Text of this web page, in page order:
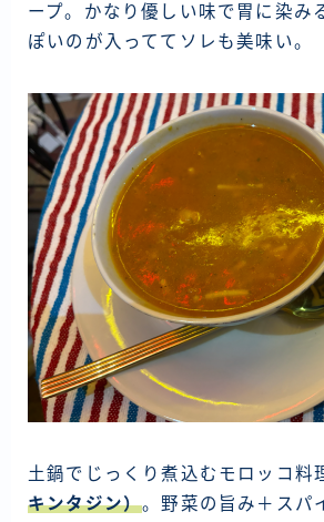
ープ。かなり優しい味で胃に染み
ぽいのが入っててソレも美味い。
土鍋でじっくり煮込むモロッコ料
キンタジン）。野菜の旨み＋スパ